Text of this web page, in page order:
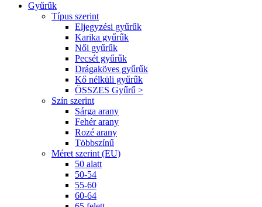
Gyűrűk
Típus szerint
Eljegyzési gyűrűk
Karika gyűrűk
Női gyűrűk
Pecsét gyűrűk
Drágaköves gyűrűk
Kő nélküli gyűrűk
ÖSSZES Gyűrű >
Szín szerint
Sárga arany
Fehér arany
Rozé arany
Többszínű
Méret szerint (EU)
50 alatt
50-54
55-60
60-64